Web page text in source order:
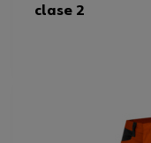
clase 2